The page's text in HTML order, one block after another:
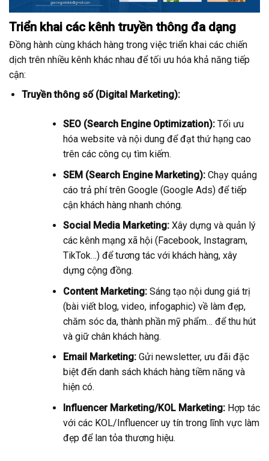
Triển khai các kênh truyền thông đa dạng
Đồng hành cùng khách hàng trong việc triển khai các chiến
dịch trên nhiều kênh khác nhau để tối ưu hóa khả năng tiếp
cận:
Truyền thông số (Digital Marketing):
SEO (Search Engine Optimization):Tối ưu
hóa website và nội dung để đạt thứ hạng cao
trên các công cụ tìm kiếm.
SEM (Search Engine Marketing):Chạy quảng
cáo trả phí trên Google (Google Ads) để tiếp
cận khách hàng nhanh chóng.
Social Media Marketing:Xây dựng và quản lý
các kênh mạng xã hội (Facebook, Instagram,
TikTok…) để tương tác với khách hàng, xây
dựng cộng đồng.
Content Marketing:Sáng tạo nội dung giá trị
(bài viết blog, video, infogaphic) về làm đẹp,
chăm sóc da, thành phần mỹ phẩm… để thu hút
và giữ chân khách hàng.
Email Marketing:Gửi newsletter, ưu đãi đặc
biệt đến danh sách khách hàng tiềm năng và
hiện có.
Influencer Marketing/KOL Marketing:Hợp tác
với các KOL/Influencer uy tín trong lĩnh vực làm
đẹp để lan tỏa thương hiệu.